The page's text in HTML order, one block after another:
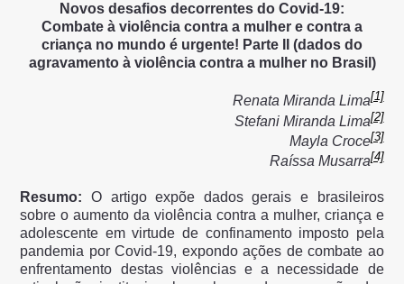
Novos desafios decorrentes do Covid-19:
Combate à violência contra a mulher e contra a
criança no mundo é urgente! Parte II (dados do
agravamento à violência contra a mulher no Brasil)
Renata Miranda Lima[1]
Stefani Miranda Lima[2]
Mayla Croce[3]
Raíssa Musarra[4]
Resumo: O artigo expõe dados gerais e brasileiros
sobre o aumento da violência contra a mulher, criança e
adolescente em virtude de confinamento imposto pela
pandemia por Covid-19, expondo ações de combate ao
enfrentamento destas violências e a necessidade de